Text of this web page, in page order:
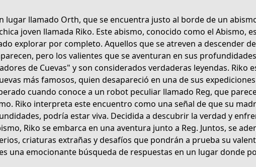
4fda-970f-de370d5fa4e5
in-abyss
lugar llamado Orth, que se encuentra justo al borde de un
joven llamada Riko. Este abismo, conocido como el Abismo,
explorar por completo. Aquellos que se atreven a descender
pero los valientes que se aventuran en sus
de Cuevas" y son considerados verdaderas leyendas. Riko
más famosos, quien desapareció en una de sus
cuando conoce a un robot peculiar llamado Reg, que
Riko interpreta este encuentro como una señal de que su
podría estar viva. Decidida a descubrir la verdad y
Riko se embarca en una aventura junto a Reg. Juntos, se
criaturas extrañas y desafíos que pondrán a prueba su
una emocionante búsqueda de respuestas en un lugar donde